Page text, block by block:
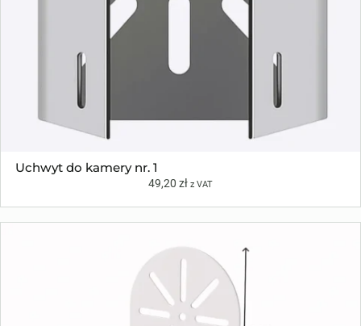
Uchwyt do kamery nr. 1
49,20 zł z VAT